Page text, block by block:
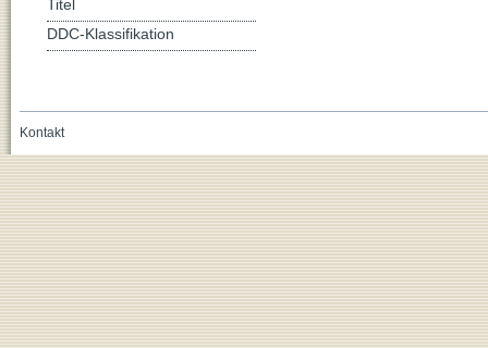
Titel
DDC-Klassifikation
Kontakt